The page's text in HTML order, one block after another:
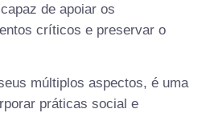
de apoiar os
críticos e preservar o
múltiplos aspectos, é uma
práticas social e